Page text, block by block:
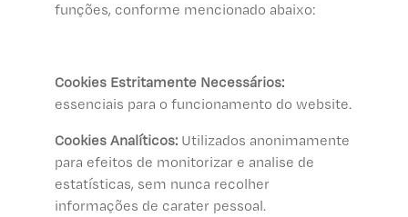
funções, conforme mencionado abaixo:
Cookies Estritamente Necessários:
essenciais para o funcionamento do website.
Cookies Analíticos: Utilizados anonimamente
para efeitos de monitorizar e analise de
estatísticas, sem nunca recolher
informações de carater pessoal.